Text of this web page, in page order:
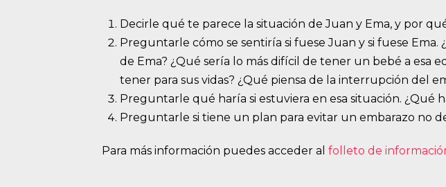
Decirle qué te parece la situación de Juan y Ema, y por
Preguntarle cómo se sentiría si fuese Juan y si fuese
de Ema? ¿Qué sería lo más difícil de tener un bebé a esa
tener para sus vidas? ¿Qué piensa de la interrupción del
Preguntarle qué haría si estuviera en esa situación. ¿Qué
Preguntarle si tiene un plan para evitar un embarazo no
Para más información puedes acceder al folleto de